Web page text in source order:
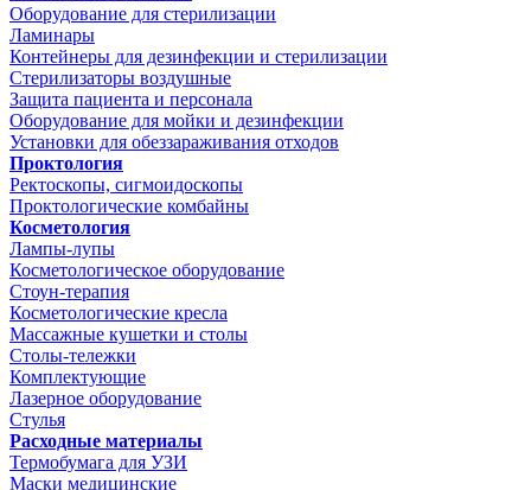
Оборудование для стерилизации
Ламинары
Контейнеры для дезинфекции и стерилизации
Стерилизаторы воздушные
Защита пациента и персонала
Оборудование для мойки и дезинфекции
Установки для обеззараживания отходов
Проктология
Ректоскопы, сигмоидоскопы
Проктологические комбайны
Косметология
Лампы-лупы
Косметологическое оборудование
Стоун-терапия
Косметологические кресла
Массажные кушетки и столы
Столы-тележки
Комплектующие
Лазерное оборудование
Стулья
Расходные материалы
Термобумага для УЗИ
Маски медицинские